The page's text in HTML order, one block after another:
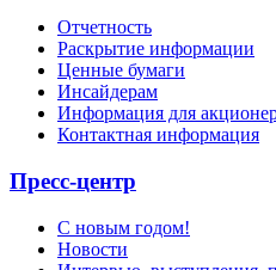
Отчетность
Раскрытие информации
Ценные бумаги
Инсайдерам
Информация для
Контактная информация
Пресс-центр
С новым годом!
Новости